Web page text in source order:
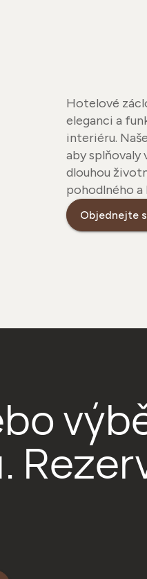
Hotelové
eleganci a
interiéru.
aby splňovaly
dlouhou
pohodlného
Objednejte